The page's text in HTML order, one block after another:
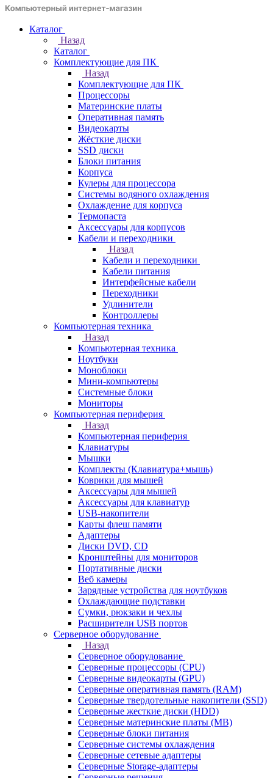
Каталог
Назад
Каталог
Комплектующие для ПК
Назад
Комплектующие для ПК
Процессоры
Материнские платы
Оперативная память
Видеокарты
Жёсткие диски
SSD диски
Блоки питания
Корпуса
Кулеры для процессора
Системы водяного охлаждения
Охлаждение для корпуса
Термопаста
Аксессуары для корпусов
Кабели и переходники
Назад
Кабели и переходники
Кабели питания
Интерфейсные кабели
Переходники
Удлинители
Контроллеры
Компьютерная техника
Назад
Компьютерная техника
Ноутбуки
Моноблоки
Мини-компьютеры
Системные блоки
Мониторы
Компьютерная периферия
Назад
Компьютерная периферия
Клавиатуры
Мышки
Комплекты (Клавиатура+мышь)
Коврики для мышей
Аксессуары для мышей
Аксессуары для клавиатур
USB-накопители
Карты флеш памяти
Адаптеры
Диски DVD, CD
Кронштейны для мониторов
Портативные диски
Веб камеры
Зарядные устройства для ноутбуков
Охлаждающие подставки
Сумки, рюкзаки и чехлы
Расширители USB портов
Серверное оборудование
Назад
Серверное оборудование
Серверные процессоры (CPU)
Серверные видеокарты (GPU)
Серверные оперативная память (RAM)
Серверные твердотельные накопители (SSD)
Серверные жесткие диски (HDD)
Серверные материнские платы (MB)
Серверные блоки питания
Серверные системы охлаждения
Серверные сетевые адаптеры
Серверные Storage-адаптеры